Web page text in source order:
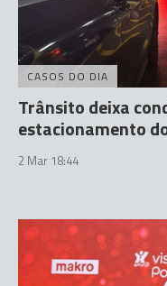
CASOS DO DIA
Trânsito deixa
estacionamento
2 Mar 18:44